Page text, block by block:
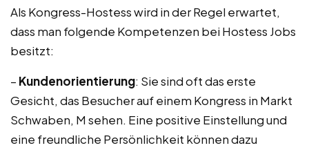
Als Kongress-Hostess wird in der Regel erwartet,
dass man folgende Kompetenzen bei Hostess Jobs
besitzt:
– Kundenorientierung: Sie sind oft das erste
Gesicht, das Besucher auf einem Kongress in Markt
Schwaben, M sehen. Eine positive Einstellung und
eine freundliche Persönlichkeit können dazu